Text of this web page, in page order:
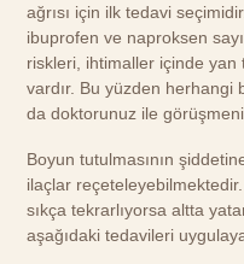
ağrısı için ilk tedavi
ibuprofen ve naproksen
riskleri, ihtimaller içinde
vardır. Bu yüzden herhangi
da doktorunuz ile
Boyun tutulmasının
ilaçlar
sıkça tekrarlıyorsa altta
aşağıdaki tedavileri